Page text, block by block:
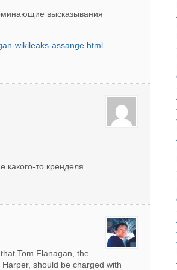
высказывания
wikileaks-assange.html
то кренделя.
Tom Flanagan, the
should be charged with